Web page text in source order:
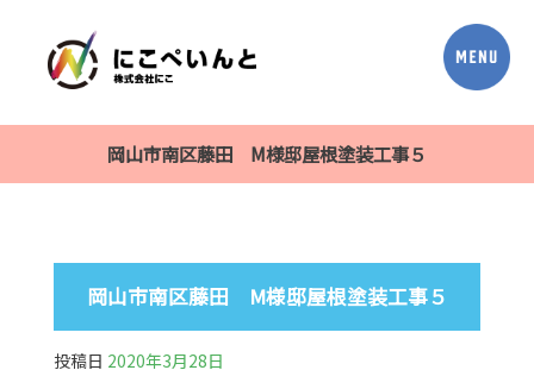
岡山市南区藤田 M様邸屋根塗装工事５
岡山市南区藤田 M様邸屋根塗装工事５
投稿日 2020年3月28日